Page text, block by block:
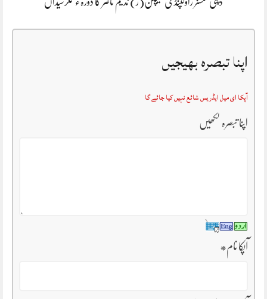
اپنا تبصرہ بھیجیں
آپکا ای میل ایڈریس شائع نہیں کیا جائے گا
اپنا تبصرہ لکھیں
آپکا نام*